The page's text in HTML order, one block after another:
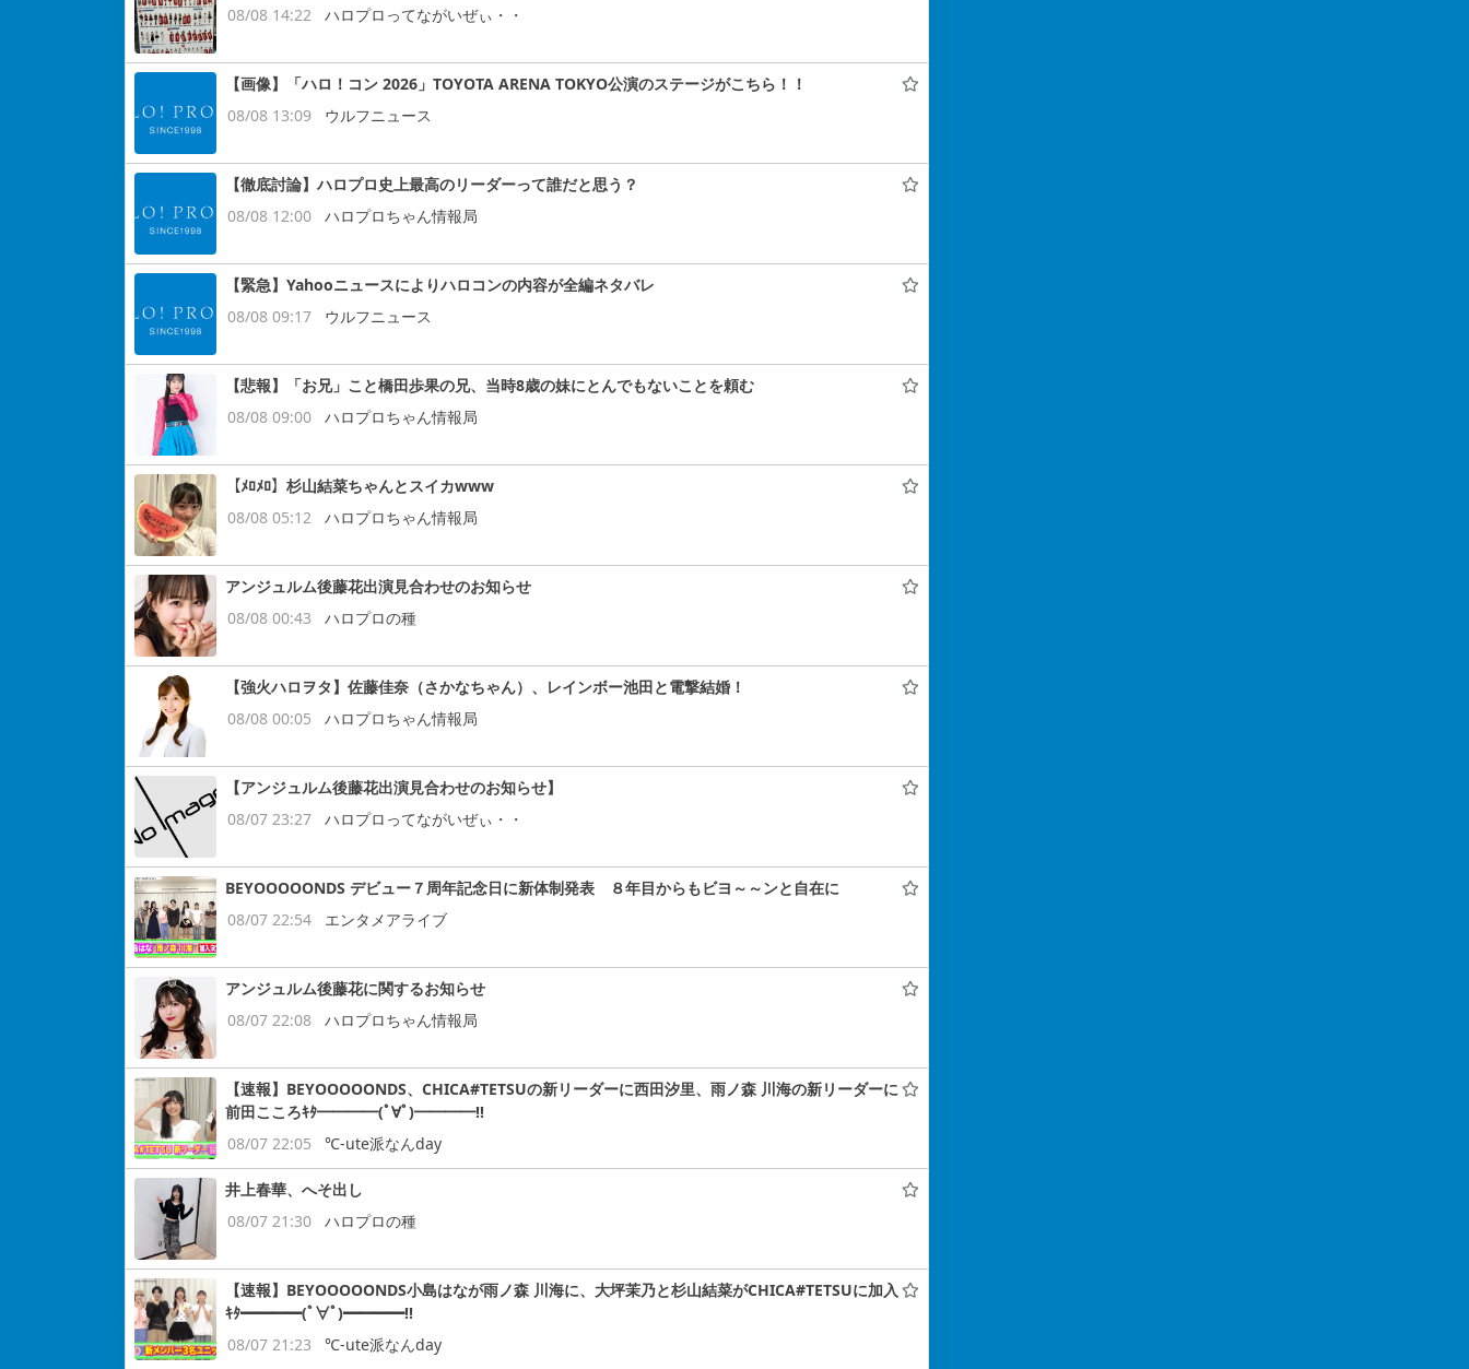
08/08 14:22
ハロプロってながいぜぃ・・
【画像】「ハロ！コン 2026」TOYOTA ARENA TOKYO公演のステージがこちら！！
08/08 13:09
ウルフニュース
【徹底討論】ハロプロ史上最高のリーダーって誰だと思う？
08/08 12:00
ハロプロちゃん情報局
【緊急】Yahooニュースによりハロコンの内容が全編ネタバレ
08/08 09:17
ウルフニュース
【悲報】「お兄」こと橋田歩果の兄、当時8歳の妹にとんでもないことを頼む
08/08 09:00
ハロプロちゃん情報局
【ﾒﾛﾒﾛ】杉山結菜ちゃんとスイカwww
08/08 05:12
ハロプロちゃん情報局
アンジュルム後藤花出演見合わせのお知らせ
08/08 00:43
ハロプロの種
【強火ハロヲタ】佐藤佳奈（さかなちゃん）、レインボー池田と電撃結婚！
08/08 00:05
ハロプロちゃん情報局
【アンジュルム後藤花出演見合わせのお知らせ】
08/07 23:27
ハロプロってながいぜぃ・・
BEYOOOOONDS デビュー７周年記念日に新体制発表 ８年目からもビヨ～～ンと自在に
08/07 22:54
エンタメアライブ
アンジュルム後藤花に関するお知らせ
08/07 22:08
ハロプロちゃん情報局
【速報】BEYOOOOONDS、CHICA#TETSUの新リーダーに西田汐里、雨ノ森 川海の新リーダーに
前田こころｷﾀ━━━━(ﾟ∀ﾟ)━━━━!!
08/07 22:05
℃-ute派なんday
井上春華、へそ出し
08/07 21:30
ハロプロの種
【速報】BEYOOOOONDS小島はなが雨ノ森 川海に、大坪茉乃と杉山結菜がCHICA#TETSUに加入
ｷﾀ━━━━(ﾟ∀ﾟ)━━━━!!
08/07 21:23
℃-ute派なんday